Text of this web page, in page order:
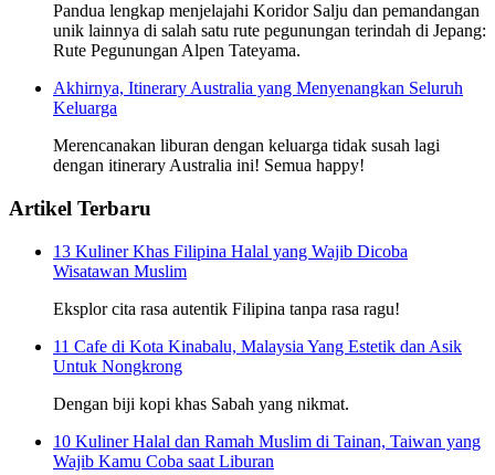
Pandua lengkap menjelajahi Koridor Salju dan pemandangan
unik lainnya di salah satu rute pegunungan terindah di Jepang:
Rute Pegunungan Alpen Tateyama.
Akhirnya, Itinerary Australia yang Menyenangkan Seluruh
Keluarga
Merencanakan liburan dengan keluarga tidak susah lagi
dengan itinerary Australia ini! Semua happy!
Artikel Terbaru
13 Kuliner Khas Filipina Halal yang Wajib Dicoba
Wisatawan Muslim
Eksplor cita rasa autentik Filipina tanpa rasa ragu!
11 Cafe di Kota Kinabalu, Malaysia Yang Estetik dan Asik
Untuk Nongkrong
Dengan biji kopi khas Sabah yang nikmat.
10 Kuliner Halal dan Ramah Muslim di Tainan, Taiwan yang
Wajib Kamu Coba saat Liburan